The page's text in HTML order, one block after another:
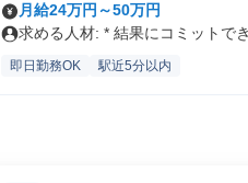
月給24万円～50万円
求める人材: * 結果にコミットで
即日勤務OK 駅近5分以内